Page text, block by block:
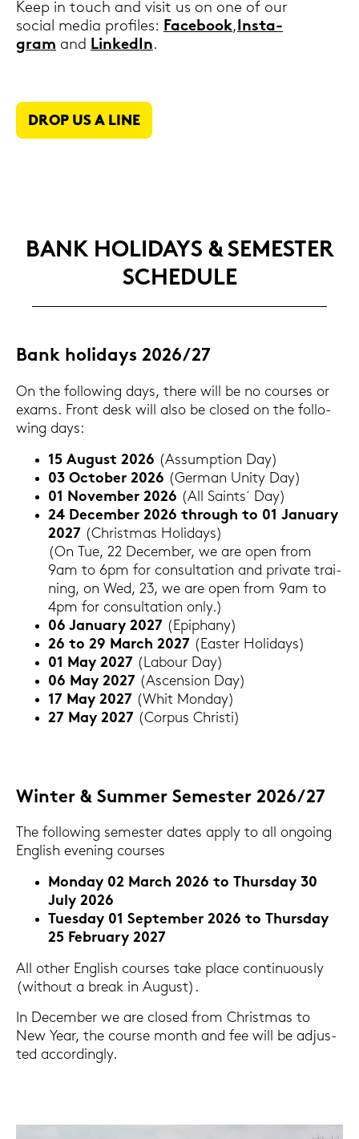
Keep in touch and visit us on one of our
so­cial media pro­files: Face­book,In­sta­
gram and Lin­ke­dIn.
DROP US A LINE
BANK HO­LI­DAYS & SE­MES­TER
SCHE­DU­LE
Bank ho­li­days 2026/27
On the fol­lo­wing days, there will be no cour­ses or
exams. Front desk will also be clo­sed on the fol­lo­
wing days:
15 Au­gust 2026 (As­sump­ti­on Day)
03 Oc­to­ber 2026 (Ger­man Unity Day)
01 No­vem­ber 2026 (All Saints´ Day)
24 Decem­ber 2026 through to 01 Ja­nu­ary
2027 (Christ­mas Ho­li­days)
(On Tue, 22 Decem­ber, we are open from
9am to 6pm for con­sul­ta­ti­on and pri­va­te trai­
ning, on Wed, 23, we are open from 9am to
4pm for con­sul­ta­ti­on only.)
06 Ja­nu­ary 2027 (Epi­pha­ny)
26 to 29 March 2027 (Eas­ter Ho­li­days)
01 May 2027 (La­bour Day)
06 May 2027 (Ascen­si­on Day)
17 May 2027 (Whit Mon­day)
27 May 2027 (Cor­pus Chris­ti)
Win­ter & Sum­mer Se­mes­ter 2026/27
The fol­lo­wing se­mes­ter dates apply to all on­go­ing
Eng­lish evening cour­ses
Mon­day 02 March 2026 to Thurs­day 30
July 2026
Tu­es­day 01 Sep­tem­ber 2026 to Thurs­day
25 Fe­bru­ary 2027
All other Eng­lish cour­ses take place con­ti­nuous­ly
(wit­hout a break in Au­gust).
In Decem­ber we are clo­sed from Christ­mas to
New Year, the cour­se month and fee will be ad­jus­
ted ac­cor­din­gly.